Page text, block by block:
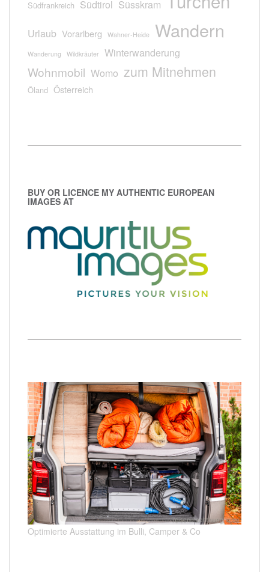
Südfrankreich Südtirol Süsskram
Urlaub Vorarlberg Wahner-Heide Wandern
Wanderung Wildkräuter Winterwanderung
Wohnmobil Womo zum Mitnehmen
Öland Österreich
BUY OR LICENCE MY AUTHENTIC EUROPEAN
IMAGES AT
Optimierte Ausstattung im Bulli, Camper & Co